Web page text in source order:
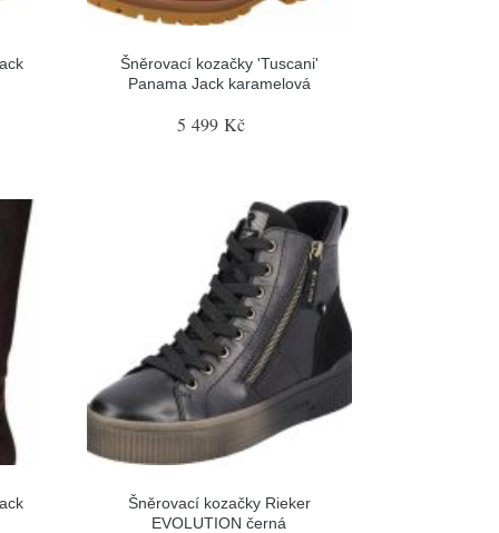
Šněrovací kozačky 'Tuscani'
Panama Jack karamelová
5 499 Kč
Šněrovací kozačky Rieker
EVOLUTION černá